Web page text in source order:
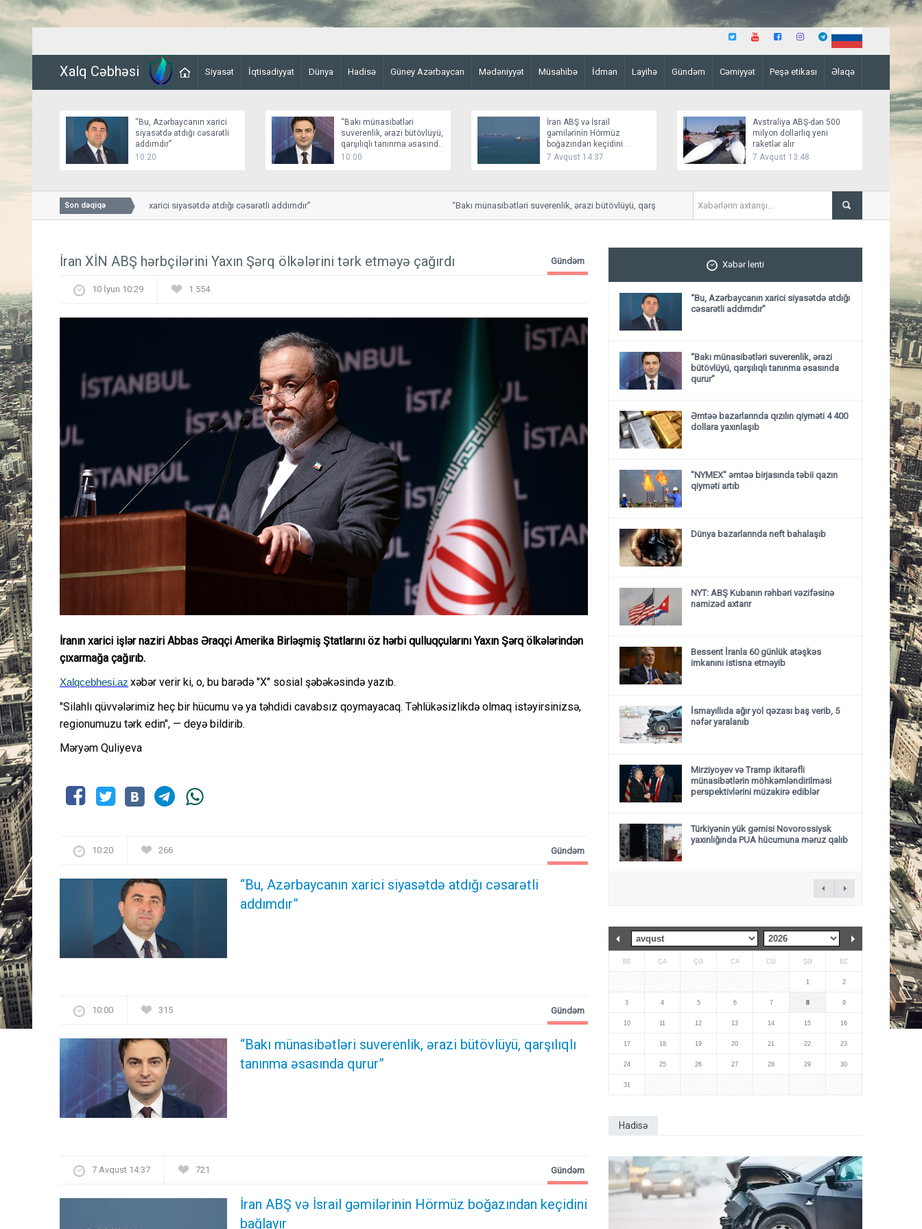
Xalq Cəbhəsi Siyasət İqtisadiyyat Dünya Hadisə Güney Azərbaycan Mədəniyyət Müsahibə İdman Layihə Gündəm Cəmiyyət Peşə etikası Əlaqə
“Bu, Azərbaycanın xarici
siyasətdə atdığı cəsarətli
addımdır”
10:20
“Bakı münasibətləri
suverenlik, ərazi bütövlüyü,
qarşılıqlı tanınma əsasında
qurur”
10:00
İran ABŞ və İsrail
gəmilərinin Hörmüz
boğazından keçidini
bağlayır
7 Avqust 14:37
Avstraliya ABŞ-dən 500
milyon dollarlıq yeni
raketlər alır
7 Avqust 13:48
Son dəqiqə
“Bu, Azərbaycanın xarici siyasətdə atdığı cəsarətli addımdır” “Bakı münasibətləri suverenlik, ərazi bütövlüyü, qarşılıqlı tanınma əsasında qurur” Əmtəə bazarlarında
İran XİN ABŞ hərbçilərini Yaxın Şərq ölkələrini tərk etməyə çağırdı Gündəm
10 İyun 10:29 1 554
İranın xarici işlər naziri Abbas Əraqçi Amerika Birləşmiş Ştatlarını öz hərbi qulluqçularını Yaxın Şərq ölkələrindən
çıxarmağa çağırıb.
Xalqcebhesi.az xəbər verir ki, o, bu barədə "X" sosial şəbəkəsində yazıb.
"Silahlı qüvvələrimiz heç bir hücumu və ya təhdidi cavabsız qoymayacaq. Təhlükəsizlikdə olmaq istəyirsinizsə,
regionumuzu tərk edin", — deyə bildirib.
Məryəm Quliyeva
10:20 266
“Bu, Azərbaycanın xarici siyasətdə atdığı cəsarətli
addımdır”
Gündəm
10:00 315
“Bakı münasibətləri suverenlik, ərazi bütövlüyü, qarşılıqlı
tanınma əsasında qurur”
Gündəm
7 Avqust 14:37 721
İran ABŞ və İsrail gəmilərinin Hörmüz boğazından keçidini
bağlayır
Gündəm
Xəbər lenti
“Bu, Azərbaycanın xarici siyasətdə atdığı
cəsarətli addımdır”
“Bakı münasibətləri suverenlik, ərazi
bütövlüyü, qarşılıqlı tanınma əsasında
qurur”
Əmtəə bazarlarında qızılın qiyməti 4 400
dollara yaxınlaşıb
"NYMEX" əmtəə birjasında təbii qazın
qiyməti artıb
Dünya bazarlarında neft bahalaşıb
NYT: ABŞ Kubanın rəhbəri vəzifəsinə
namizəd axtarır
Bessent İranla 60 günlük atəşkəs
imkanını istisna etməyib
İsmayıllıda ağır yol qəzası baş verib, 5
nəfər yaralanıb
Mirziyoyev və Tramp ikitərəfli
münasibətlərin möhkəmləndirilməsi
perspektivlərini müzakirə ediblər
Türkiyənin yük gəmisi Novorossiysk
yaxınlığında PUA hücumuna məruz qalıb
BE ÇA ÇƏ CA CÜ ŞƏ BZ
1 2
3 4 5 6 7 8 9
10 11 12 13 14 15 16
17 18 19 20 21 22 23
24 25 26 27 28 29 30
31
Hadisə